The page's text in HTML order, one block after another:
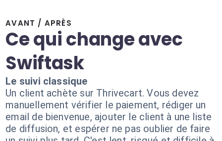
AVANT / APRÈS
Ce qui change avec
Swiftask
Le suivi classique
Un client achète sur Thrivecart. Vous devez
manuellement vérifier le paiement, rédiger un
email de bienvenue, ajouter le client à une liste
de diffusion, et espérer ne pas oublier de faire